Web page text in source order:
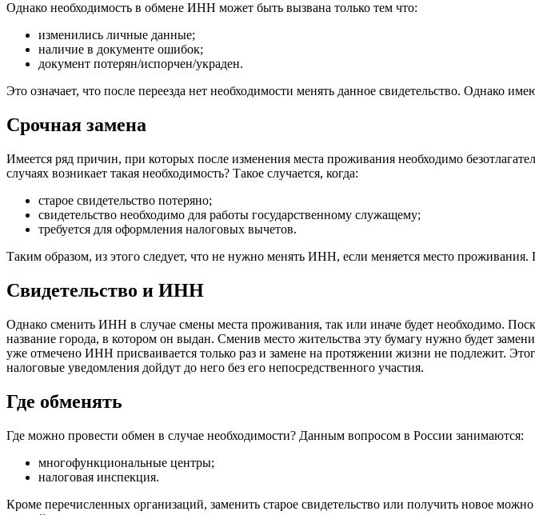
Однако необходимость в обмене ИНН может быть вызвана только тем что:
изменились личные данные;
наличие в документе ошибок;
документ потерян/испорчен/украден.
Это означает, что после переезда нет необходимости менять данное свидетельство. Однако
Срочная замена
Имеется ряд причин, при которых после изменения места проживания необходимо
случаях возникает такая необходимость? Такое случается, когда:
старое свидетельство потеряно;
свидетельство необходимо для работы государственному служащему;
требуется для оформления налоговых вычетов.
Таким образом, из этого следует, что не нужно менять ИНН, если меняется место проживания.
Свидетельство и ИНН
Однако сменить ИНН в случае смены места проживания, так или иначе будет необходимо.
название города, в котором он выдан. Сменив место жительства эту бумагу нужно будет
уже отмечено ИНН присваивается только раз и замене на протяжении жизни не подлежит.
налоговые уведомления дойдут до него без его непосредственного участия.
Где обменять
Где можно провести обмен в случае необходимости? Данным вопросом в России занимаются:
многофункциональные центры;
налоговая инспекция.
Кроме перечисленных организаций, заменить старое свидетельство или получить новое